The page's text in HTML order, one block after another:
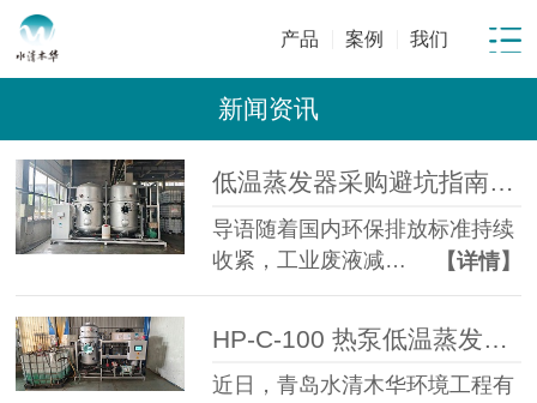
产品 案例 我们
新闻资讯
低温蒸发器采购避坑指南：工业废水蒸发设备选型10大坑
导语随着国内环保排放标准持续
收紧，工业废液减…
【详情】
近日，青岛水清木华环境工程有